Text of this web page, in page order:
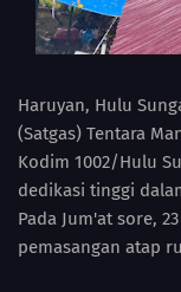
Haruyan, Hulu
(Satgas) Tentara
Kodim 1002/Hulu
dedikasi tinggi
Pada Jum'at sore,
pemasangan atap